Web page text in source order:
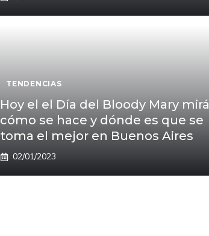
TENDENCIAS
Hoy el el Día del Bloody Mary mirá
cómo se hace y dónde es que se
toma el mejor en Buenos Aires
02/01/2023